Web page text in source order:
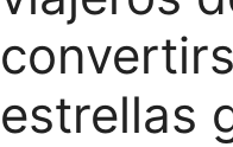
estrellas